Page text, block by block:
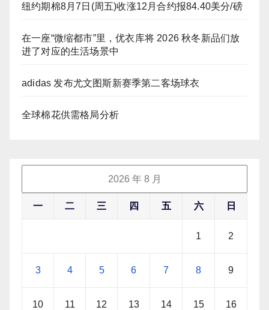
纽约期棉8月7日(周五)收涨12月合约报84.40美分/磅
在一座“微缩都市”里，优衣库将 2026 秋冬新品们放
进了对应的生活场景中
adidas 发布尤文图斯新赛季第二客场球衣
全球棉花供需格局分析
2026 年 8 月
一 二 三 四 五 六 日
1 2
3 4 5 6 7 8 9
10 11 12 13 14 15 16